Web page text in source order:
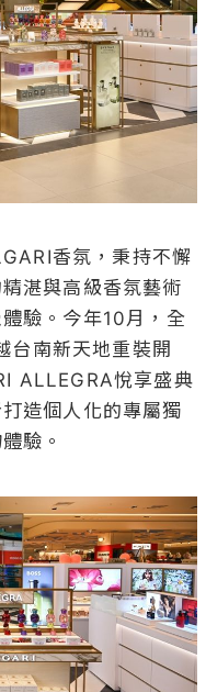
香氛，秉持不懈
湛與高級香氛藝術
驗。今年10月，全
台南新天地重裝開
ALLEGRA悅享盛典
造個人化的專屬獨
驗。